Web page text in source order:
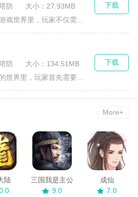
防
大小：27.93MB
戏世界里，玩家不仅需...
下载
防
大小：134.51MB
世界里，玩家首先需要...
下载
More+
陆
三国我是主公
9.0
成仙
7.0